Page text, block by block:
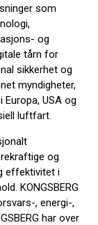
som
og
tårn for
sikkerhet og
myndigheter,
USA og
luftfart.
og
effektivitet i
KONGSBERG
, energi-,
har over